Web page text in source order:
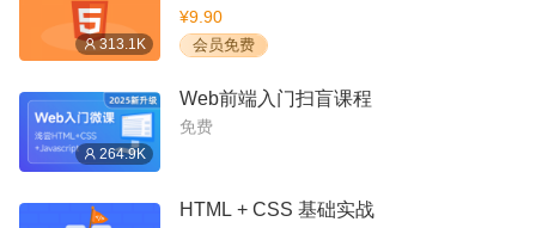
313.1K
¥9.90
会员免费
264.9K
Web前端入门扫盲课程
免费
HTML + CSS 基础实战